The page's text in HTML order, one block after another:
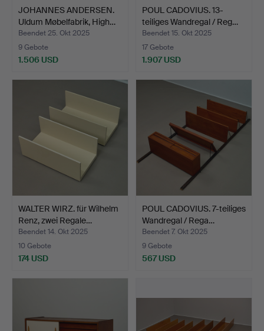
JOHANNES ANDERSEN.
Uldum Møbelfabrik, High…
Beendet 25. Okt 2025
9 Gebote
1.506 USD
POUL CADOVIUS. 13-
teiliges Wandregal / Reg…
Beendet 15. Okt 2025
17 Gebote
1.907 USD
WALTER WIRZ. für Wilhelm
Renz, zwei Regale…
Beendet 14. Okt 2025
10 Gebote
174 USD
POUL CADOVIUS. 7-teiliges
Wandregal / Rega…
Beendet 7. Okt 2025
9 Gebote
567 USD